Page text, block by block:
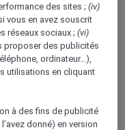
avec Mövenpick
hôtels modernes
et innovant.
architecture, leurs
sont une
Hotels &
des sites ;(iv)
vous en avez souscrit
réseaux sociaux ;(vi)
proposer des publicités
ordinateur…),
utilisations en cliquant
à des fins de publicité
donné) en version